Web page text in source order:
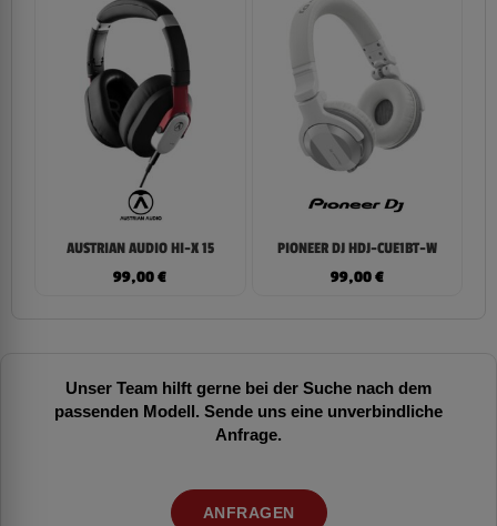
AUSTRIAN AUDIO HI-X 15
99,00€
PIONEER DJ HDJ-CUE1BT-W
99,00€
Unser Team hilft gerne bei der Suche nach dem
passenden Modell. Sende uns eine unverbindliche
Anfrage.
ANFRAGEN